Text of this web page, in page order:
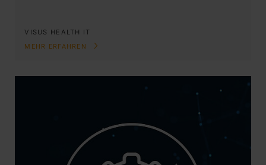
VISUS HEALTH IT
MEHR ERFAHREN